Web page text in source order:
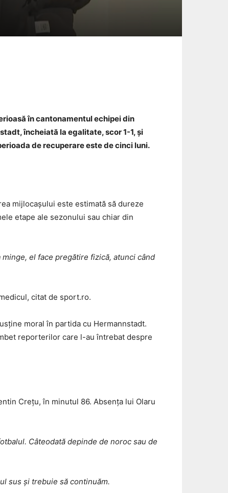
în cantonamentul echipei din
încheiată la egalitate, scor 1-1, și
de recuperare este de cinci luni.
mijlocașului este estimată să dureze
etape ale sezonului sau chiar din
el face pregătire fizică, atunci când
citat de sport.ro.
moral în partida cu Hermannstadt.
reporterilor care l-au întrebat despre
Crețu, în minutul 86. Absența lui Olaru
Câteodată depinde de noroc sau de
sus și trebuie să continuăm.